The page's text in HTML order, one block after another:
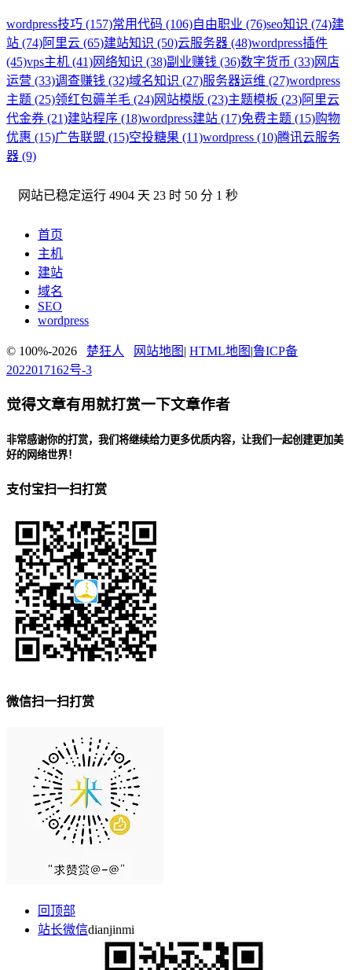
wordpress技巧 (157)常用代码 (106)自由职业 (76)seo知识 (74)建
站 (74)阿里云 (65)建站知识 (50)云服务器 (48)wordpress插件
(45)vps主机 (41)网络知识 (38)副业赚钱 (36)数字货币 (33)网店
运营 (33)调查赚钱 (32)域名知识 (27)服务器运维 (27)wordpress
主题 (25)领红包薅羊毛 (24)网站模版 (23)主题模板 (23)阿里云
代金券 (21)建站程序 (18)wordpress建站 (17)免费主题 (15)购物
优惠 (15)广告联盟 (15)空投糖果 (11)wordpress (10)腾讯云服务
器 (9)
网站已稳定运行 4904 天 23 时 50 分 2 秒
首页
主机
建站
域名
SEO
wordpress
© 100%-2026 楚狂人 网站地图 | HTML地图 |鲁ICP备
2022017162号-3
觉得文章有用就打赏一下文章作者
非常感谢你的打赏，我们将继续给力更多优质内容，让我们一起创建更加美
好的网络世界！
支付宝扫一扫打赏
微信扫一扫打赏
回顶部
站长微信dianjinmi